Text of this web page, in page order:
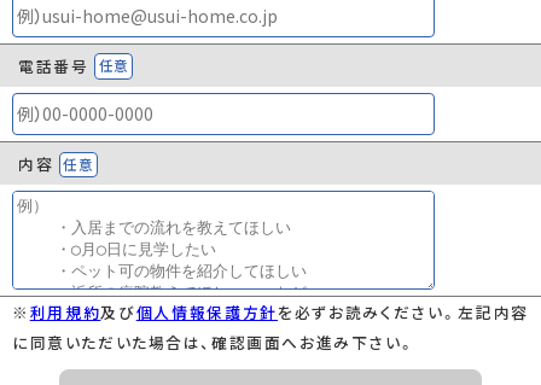
取引条件の有効
期限
2026年08月10日
電話番号 任意
内容 任意
※ 利用規約及び個人情報保護方針を必ずお読みください。左記内容
に同意いただいた場合は、確認画面へお進み下さい。